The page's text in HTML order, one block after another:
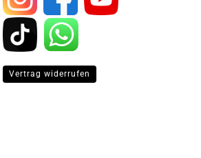
Vertrag widerrufen